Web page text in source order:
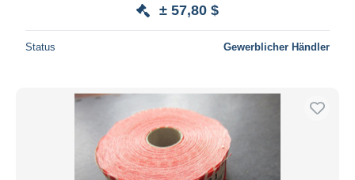
± 57,80 $
Status Gewerblicher Händler